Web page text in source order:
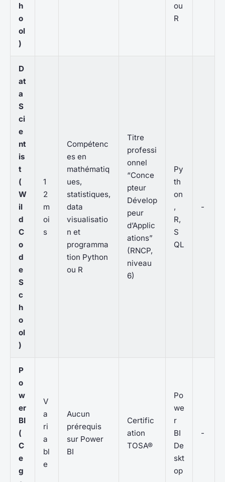
h
o
ol
)
ou
R
D
at
a
S
ci
e
nt
is
t
(
W
il
d
C
o
d
e
S
c
h
o
ol
)
1
2
m
oi
s
Compétenc
es en
mathématiq
ues,
statistiques,
data
visualisatio
n et
programma
tion Python
ou R
Titre
professi
onnel
“Conce
pteur
Dévelop
peur
d’Applic
ations”
(RNCP,
niveau
6)
Py
th
on
,
R,
S
QL
-
P
o
w
er
BI
(
C
e
g
V
a
ri
a
bl
e
Aucun
prérequis
sur Power
BI
Certific
ation
TOSA®
Po
we
r
BI
De
skt
op
-